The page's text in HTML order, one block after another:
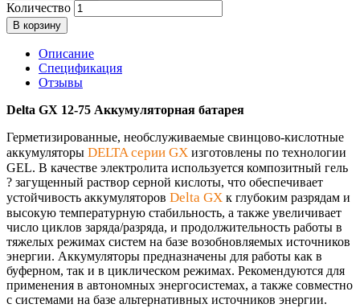
Количество
В корзину
Описание
Спецификация
Отзывы
Delta GX 12-75 Аккумуляторная батарея
Герметизированные, необслуживаемые свинцово-кислотные
аккумуляторы DELTA серии GX изготовлены по технологии
GEL. В качестве электролита используется композитный гель
? загущенный раствор серной кислоты, что обеспечивает
устойчивость аккумуляторов Delta GX к глубоким разрядам и
высокую температурную стабильность, а также увеличивает
число циклов заряда/разряда, и продолжительность работы в
тяжелых режимах систем на базе возобновляемых источников
энергии. Аккумуляторы предназначены для работы как в
буферном, так и в циклическом режимах. Рекомендуются для
применения в автономных энергосистемах, а также совместно
с системами на базе альтернативных источников энергии.